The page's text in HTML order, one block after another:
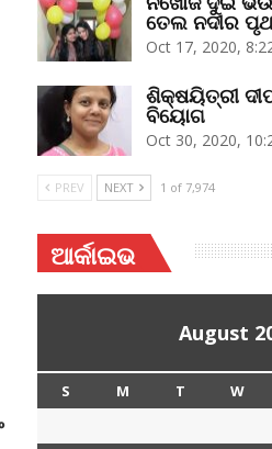
ତେଲ ନଦୀର
Oct 17, 2020,
ଶିକ୍ଷୟିତ୍ରୀ
ବିୟୋଗ
Oct 30, 2020,
PREV NEXT 1 of 7,974
ଆର୍କାଇଭ
August
S M T W